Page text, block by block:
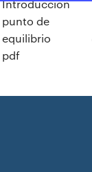
Introduccion
punto de
equilibrio
pdf